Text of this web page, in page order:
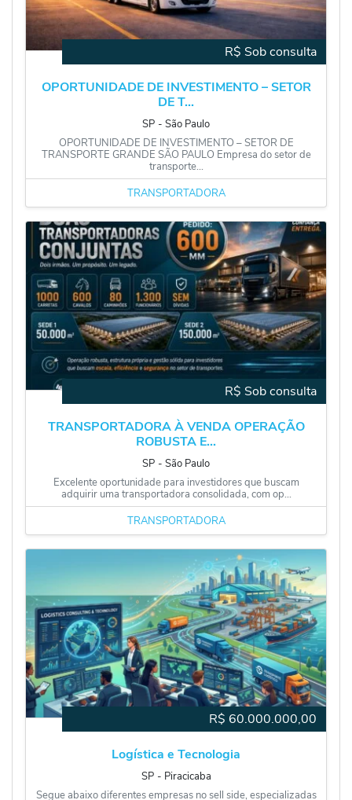
R$ Sob consulta
OPORTUNIDADE DE INVESTIMENTO – SETOR
DE T...
SP ‐ São Paulo
OPORTUNIDADE DE INVESTIMENTO – SETOR DE
TRANSPORTE GRANDE SÃO PAULO Empresa do setor de
transporte...
TRANSPORTADORA
R$ Sob consulta
TRANSPORTADORA À VENDA OPERAÇÃO
ROBUSTA E...
SP ‐ São Paulo
Excelente oportunidade para investidores que buscam
adquirir uma transportadora consolidada, com op...
TRANSPORTADORA
R$ 60.000.000,00
Logística e Tecnologia
SP ‐ Piracicaba
Segue abaixo diferentes empresas no sell side, especializadas